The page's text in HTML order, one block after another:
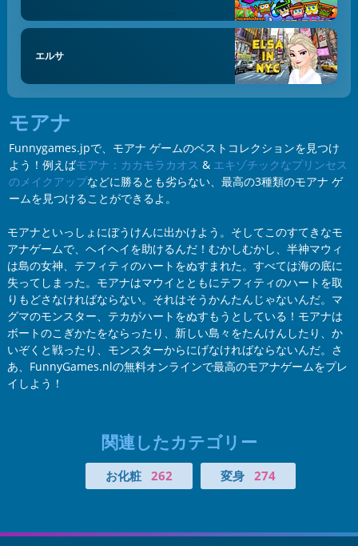
エルサ
モアナ
Funnygames.jpで、モアナ ゲームのベストコレクションを見つけ
よう！例えばモアナ：カカモラカオス & エキゾチックなプリンセス
のメイクアップなどに勝るとも劣らない、最高の3種類のモアナ ゲ
ームを見つけることができるよ。
モアナといっしょにぼうけんに出かけよう。そしてこのすてきなモ
アナゲームで、ヘイヘイを助けるんだ！むかしむかし、半神マウィ
は島の女神、テフィティのハートをぬすまれた。すべては海の底に
失ってしまった。モアナはマウイとともにテフィティのハートを取
りもどさなければならない。それはそうかんたんじゃないんだ。マ
グマのモンスター、テカがハートをぬすもうとしている！モアナは
ボートのこぎかたをならったり、新しい島々をたんけんしたり、か
いぞくと戦ったり、モンスターからにげなければならないんだ。さ
あ、FunnyGames.nlの無料オンラインで最高のモアナゲームをプレ
イしよう！
関連したカテゴリー
お化粧 262 変身 274